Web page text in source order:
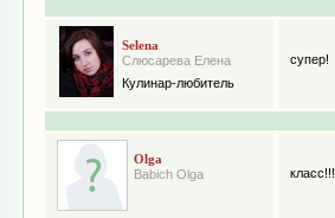
Selena
Слюсарева Елена
Кулинар-любитель
супер!
Olga
Babich Olga
класс!!!